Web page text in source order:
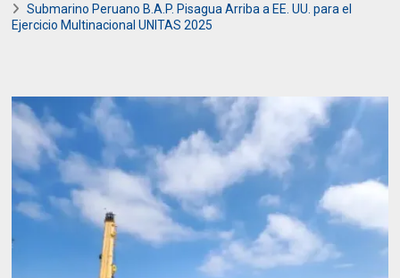
Submarino Peruano B.A.P. Pisagua Arriba a EE. UU. para el
Ejercicio Multinacional UNITAS 2025